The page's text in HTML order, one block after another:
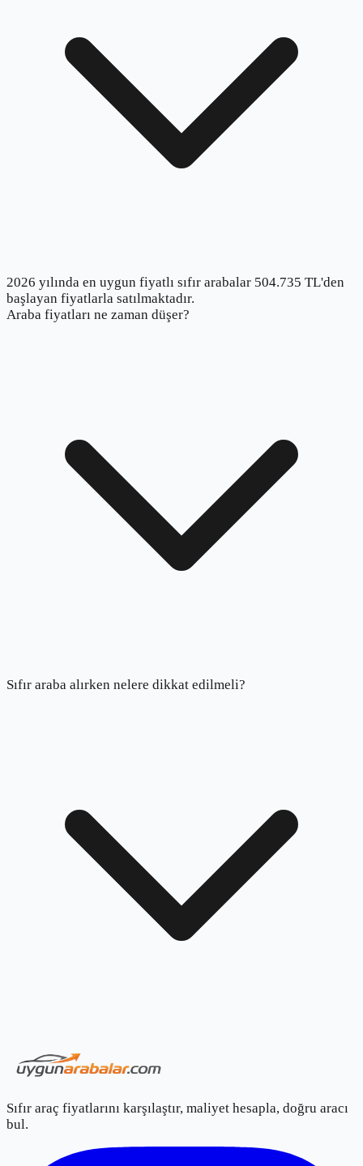
2026 yılında en uygun fiyatlı sıfır arabalar 504.735 TL'den
başlayan fiyatlarla satılmaktadır.
Araba fiyatları ne zaman düşer?
Sıfır araba alırken nelere dikkat edilmeli?
Sıfır araç fiyatlarını karşılaştır, maliyet hesapla, doğru aracı
bul.